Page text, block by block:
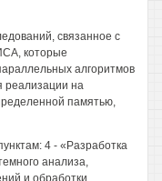
связанное с
которые
алгоритмов
реализации на
памятью,
4 - «Разработка
анализа,
и обработки